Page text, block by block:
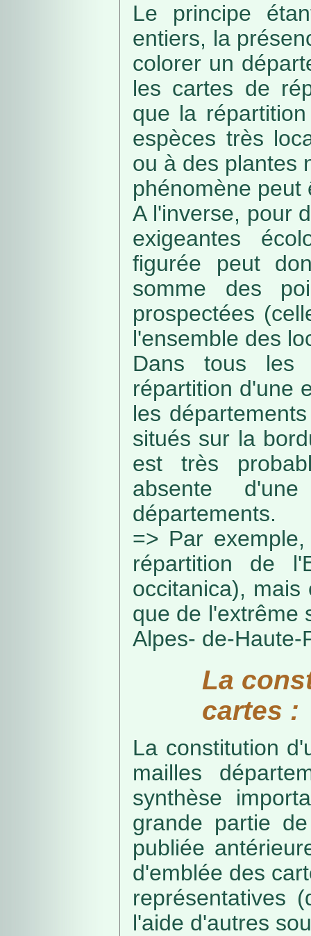
Le principe
entiers, la
colorer un
les cartes de
que la
espèces très
ou à des plantes
phénomène peut
A l'inverse, pour
exigeantes
figurée peut
somme des
prospectées
l'ensemble des
Dans tous les
répartition d'une
les
situés sur la
est très
absente
départements.
=> Par
répartition de
occitanica),
que de l'extrême
Alpes- de-Haute-
La
cartes :
La constitution
mailles
synthèse
grande partie
publiée
d'emblée des
représentatives
l'aide d'autres